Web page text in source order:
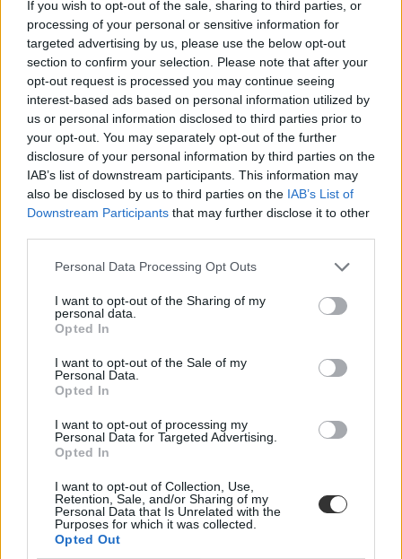
If you wish to opt-out of the sale, sharing to third parties, or
processing of your personal or sensitive information for
targeted advertising by us, please use the below opt-out
section to confirm your selection. Please note that after your
opt-out request is processed you may continue seeing
interest-based ads based on personal information utilized by
us or personal information disclosed to third parties prior to
your opt-out. You may separately opt-out of the further
disclosure of your personal information by third parties on the
IAB’s list of downstream participants. This information may
also be disclosed by us to third parties on the IAB’s List of
Downstream Participants that may further disclose it to other
Personal Data Processing Opt Outs
I want to opt-out of the Sharing of my
personal data.
Opted In
I want to opt-out of the Sale of my
Personal Data.
Opted In
I want to opt-out of processing my
Personal Data for Targeted Advertising.
Opted In
I want to opt-out of Collection, Use,
Retention, Sale, and/or Sharing of my
Personal Data that Is Unrelated with the
Purposes for which it was collected.
Opted Out
Campus life
Kurucz-Gáspár Tünde
Virtuális menekülés a valóságból: elszomorító
helyzetben van a magyar diákok mentális egészsége
A magyar felsőoktatásban részt vevő hallgatók több mint 40
százaléka küzd depresszióra utaló tünetekkel, a tinédzserek közel
fele pedig folyamatosan online éli az életét.
Pillanatok alatt feldolgozza és elmagyarázza a
mutatott be a Tisza Párt
amely közérthető összefoglalókat készít a Magyar Közlönyben
megjelenő rendeletekről és törvényekről. Az AI-alapú platform célja,
hogy a több száz oldalas jogi szövegek helyett gyorsan átláthatóvá
Campus life
Palotás Zsuzsanna